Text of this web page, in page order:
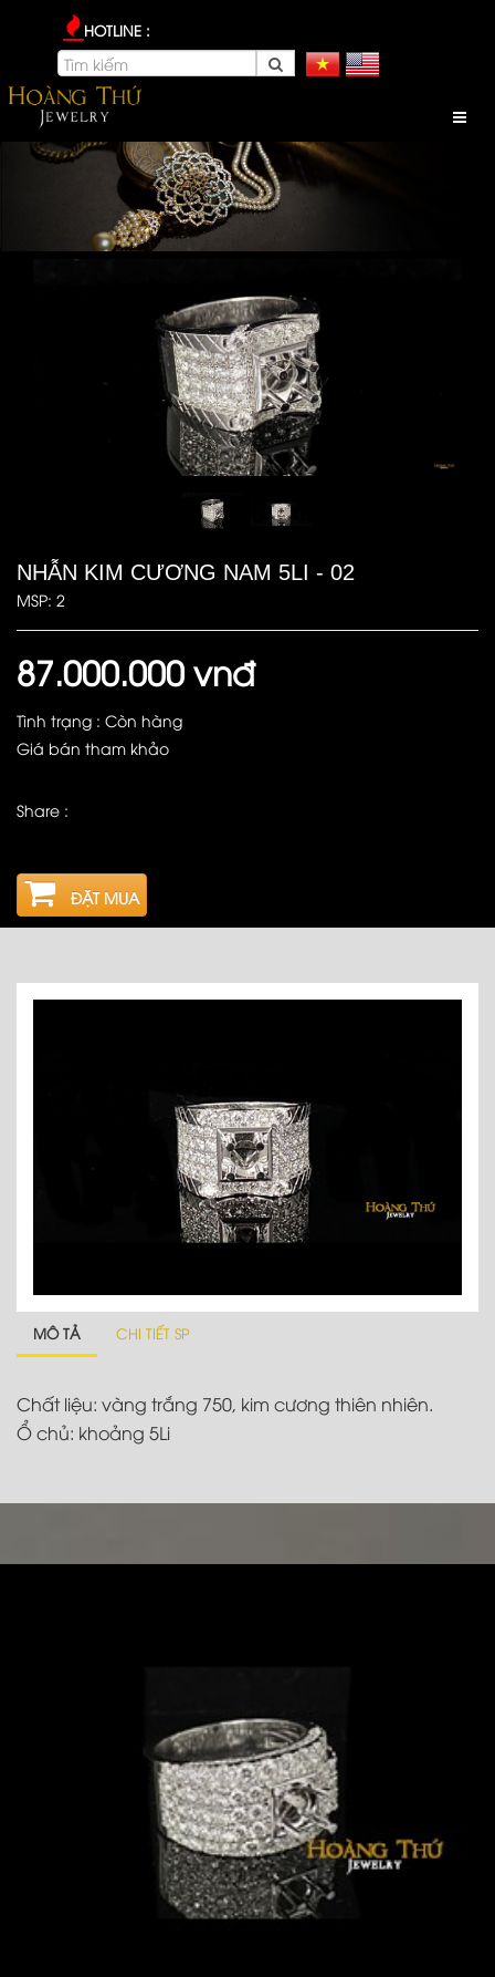
HOTLINE :
NHẪN KIM CƯƠNG NAM 5LI - 02
MSP: 2
87.000.000 vnđ
Tình trạng : Còn hàng
Giá bán tham khảo
Share :
ĐẶT MUA
MÔ TẢ CHI TIẾT SP
Chất liệu: vàng trắng 750, kim cương thiên nhiên.
Ổ chủ: khoảng 5Li